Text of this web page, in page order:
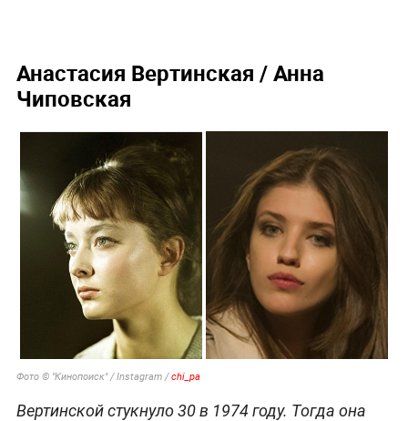
Анастасия Вертинская / Анна
Чиповская
Фото © "Кинопоиск" / Instagram /chi_pa
Вертинской стукнуло 30 в 1974 году. Тогда она